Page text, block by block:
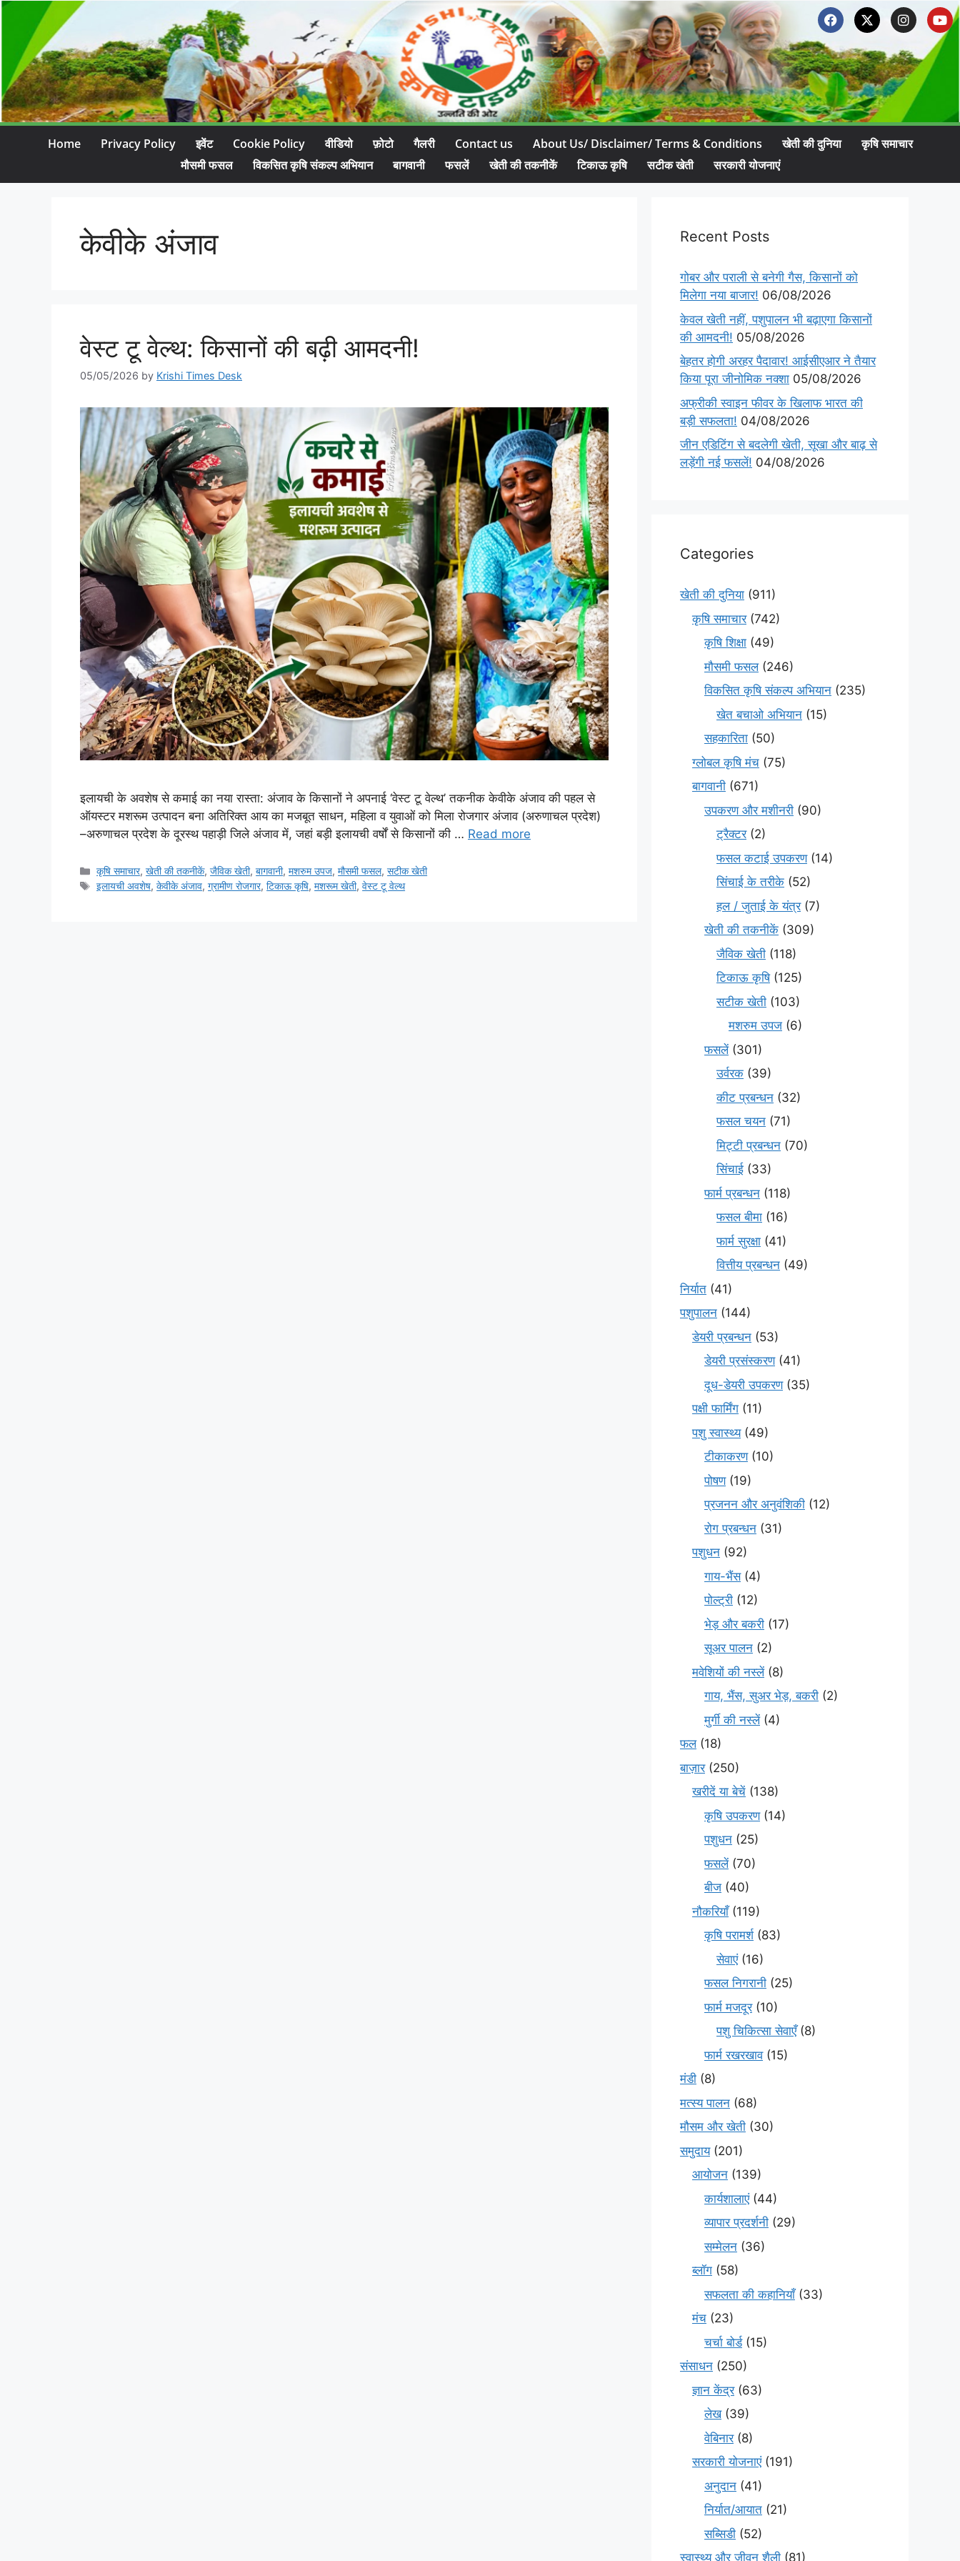
Home Privacy Policy इवेंट Cookie Policy वीडियो फ़ोटो गैलरी Contact us About Us/ Disclaimer/ Terms & Conditions खेती की दुनिया
कृषि समाचार
मौसमी फसल
विकसित कृषि संकल्प अभियान बागवानी फसलें खेती की तकनीकें टिकाऊ कृषि सटीक खेती सरकारी योजनाएं
केवीके अंजाव
वेस्ट टू वेल्थ: किसानों की बढ़ी आमदनी!
05/05/2026 by Krishi Times Desk
इलायची के अवशेष से कमाई का नया रास्ता: अंजाव के किसानों ने अपनाई ‘वेस्ट टू वेल्थ’ तकनीक केवीके अंजाव की पहल से
ऑयस्टर मशरूम उत्पादन बना अतिरिक्त आय का मजबूत साधन, महिला व युवाओं को मिला रोजगार अंजाव (अरुणाचल प्रदेश)
–अरुणाचल प्रदेश के दूरस्थ पहाड़ी जिले अंजाव में, जहां बड़ी इलायची वर्षों से किसानों की … Read more
कृषि समाचार,खेती की तकनीकें,जैविक खेती,बागवानी,मशरुम उपज,मौसमी फसल,सटीक खेती
इलायची अवशेष,केवीके अंजाव,ग्रामीण रोजगार,टिकाऊ कृषि,मशरूम खेती,वेस्ट टू वेल्थ
Recent Posts
गोबर और पराली से बनेगी गैस, किसानों को
मिलेगा नया बाजार! 06/08/2026
केवल खेती नहीं, पशुपालन भी बढ़ाएगा किसानों
की आमदनी! 05/08/2026
बेहतर होगी अरहर पैदावार! आईसीएआर ने तैयार
किया पूरा जीनोमिक नक्शा 05/08/2026
अफ्रीकी स्वाइन फीवर के खिलाफ भारत की
बड़ी सफलता! 04/08/2026
जीन एडिटिंग से बदलेगी खेती, सूखा और बाढ़ से
लड़ेंगी नई फसलें! 04/08/2026
Categories
खेती की दुनिया (911)
कृषि समाचार(742)
कृषि शिक्षा (49)
मौसमी फसल(246)
विकसित कृषि संकल्प अभियान (235)
खेत बचाओ अभियान (15)
सहकारिता (50)
ग्लोबल कृषि मंच (75)
बागवानी (671)
उपकरण और मशीनरी (90)
ट्रैक्टर(2)
फसल कटाई उपकरण(14)
सिंचाई के तरीके (52)
हल / जुताई के यंत्र(7)
खेती की तकनीकें (309)
जैविक खेती (118)
टिकाऊ कृषि(125)
सटीक खेती (103)
मशरुम उपज (6)
फसलें(301)
उर्वरक (39)
कीट प्रबन्धन (32)
फसल चयन (71)
मि‌ट्टी प्रबन्धन (70)
सिंचाई (33)
फार्म प्रबन्धन (118)
फसल बीमा (16)
फार्म सुरक्षा (41)
वित्तीय प्रबन्धन (49)
निर्यात (41)
पशुपालन (144)
डेयरी प्रबन्धन (53)
डेयरी प्रसंस्करण(41)
दूध-डेयरी उपकरण(35)
पक्षी फार्मिंग (11)
पशु स्वास्थ्य(49)
टीकाकरण(10)
पोषण(19)
प्रजनन और अनुवंशिकी (12)
रोग प्रबन्धन (31)
पशुधन (92)
गाय-भैंस(4)
पोल्ट्री (12)
भेड़ और बकरी (17)
सूअर पालन (2)
मवेशियों की नस्लें(8)
गाय, भैंस, सुअर भेड़, बकरी (2)
मुर्गी की नस्लें(4)
फल(18)
बाज़ार(250)
खरीदें या बेचें (138)
कृषि उपकरण(14)
पशुधन (25)
फसलें(70)
बीज (40)
नौकरियाँ(119)
कृषि परामर्श(83)
सेवाएं(16)
फसल निगरानी (25)
फार्म मजदूर(10)
पशु चिकित्सा सेवाएँ(8)
फार्म रखरखाव(15)
मंडी (8)
मत्स्य पालन (68)
मौसम और खेती (30)
समुदाय(201)
आयोजन (139)
कार्यशालाएं(44)
व्यापार प्रदर्शनी (29)
सम्मेलन (36)
ब्लॉग (58)
सफलता की कहानियाँ(33)
मंच (23)
चर्चा बोर्ड(15)
संसाधन (250)
ज्ञान केंद्र(63)
लेख(39)
वेबिनार(8)
सरकारी योजनाएं(191)
अनुदान (41)
निर्यात/आयात (21)
सब्सिडी (52)
स्वास्थ्य और जीवन शैली (81)